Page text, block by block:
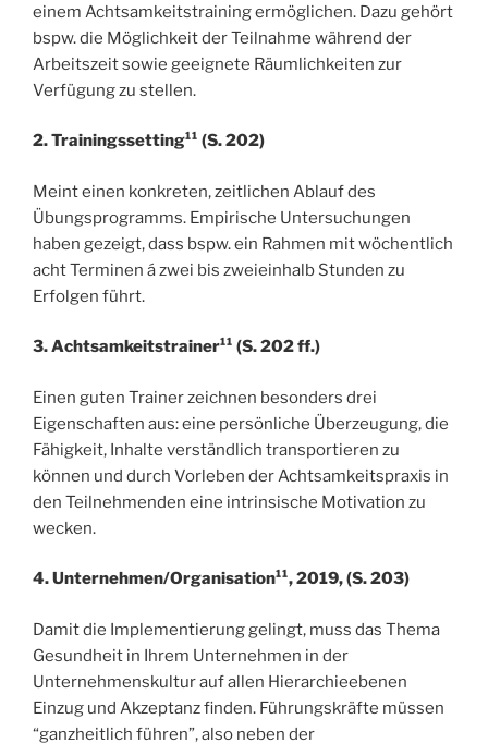
einem Achtsamkeitstraining ermöglichen. Dazu gehört
bspw. die Möglichkeit der Teilnahme während der
Arbeitszeit sowie geeignete Räumlichkeiten zur
Verfügung zu stellen.
2. Trainingssetting¹¹ (S. 202)
Meint einen konkreten, zeitlichen Ablauf des
Übungsprogramms. Empirische Untersuchungen
haben gezeigt, dass bspw. ein Rahmen mit wöchentlich
acht Terminen á zwei bis zweieinhalb Stunden zu
Erfolgen führt.
3. Achtsamkeitstrainer¹¹ (S. 202 ff.)
Einen guten Trainer zeichnen besonders drei
Eigenschaften aus: eine persönliche Überzeugung, die
Fähigkeit, Inhalte verständlich transportieren zu
können und durch Vorleben der Achtsamkeitspraxis in
den Teilnehmenden eine intrinsische Motivation zu
wecken.
4. Unternehmen/Organisation¹¹, 2019, (S. 203)
Damit die Implementierung gelingt, muss das Thema
Gesundheit in Ihrem Unternehmen in der
Unternehmenskultur auf allen Hierarchieebenen
Einzug und Akzeptanz finden. Führungskräfte müssen
“ganzheitlich führen”, also neben der